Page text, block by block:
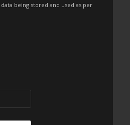
being stored and used as per